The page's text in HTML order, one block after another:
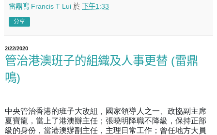
雷鼎鳴 Francis T Lui 於 下午1:33
分享
2/22/2020
管治港澳班子的組織及人事更替 (雷鼎
鳴)
中央管治香港的班子大改組，國家領導人之一、政協副主席
夏寶龍，當上了港澳辦主任；張曉明降職不降級，保持正部
級的身份，當港澳辦副主任，主理日常工作；曾任地方大員